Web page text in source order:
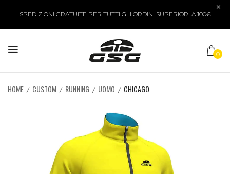
SPEDIZIONI GRATUITE PER TUTTI GLI ORDINI SUPERIORI A 100€
0
HOME CUSTOM RUNNING UOMO CHICAGO